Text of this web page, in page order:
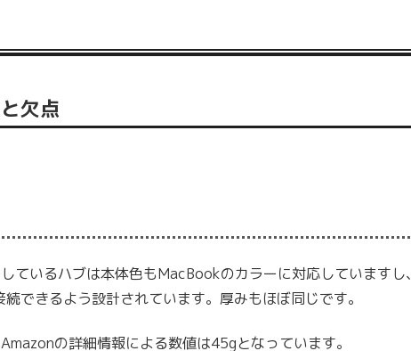
欠点
ているハブは本体色もMacBookのカラーに対応していますし、
できるよう設計されています。厚みもほぼ同じです。
の詳細情報による数値は45gとなっています。